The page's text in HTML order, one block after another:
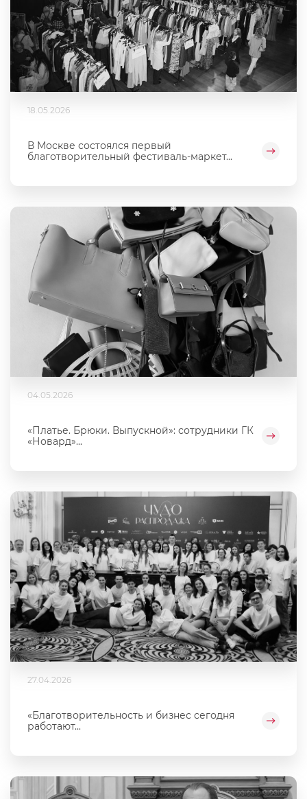
18.05.2026
В Москве состоялся первый
благотворительный фестиваль‑маркет...
04.05.2026
«Платье. Брюки. Выпускной»: сотрудники ГК
«Новард»...
27.04.2026
«Благотворительность и бизнес сегодня
работают...